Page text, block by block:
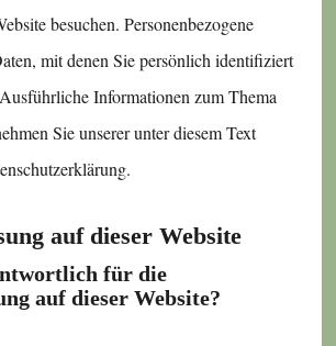
besuchen. Personenbezogene
mit denen Sie persönlich identifiziert
Informationen zum Thema
Sie unserer unter diesem Text
auf dieser Website
für die
auf dieser Website?